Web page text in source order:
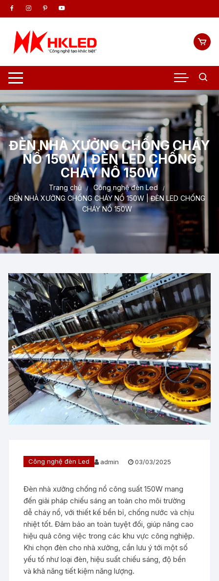
Chuyển
tới
dung
ĐÈN NHÀ XƯỞNG CHỐNG CHÁY
NỔ 150W | ĐÈN LED CHỐNG
CHÁY NỔ 150W
Trang chủ
Công nghệ đèn Led
ĐÈN NHÀ XƯỞNG CHỐNG CHÁY NỔ 150W | ĐÈN LED CHỐNG
CHÁY NỔ 150W
Công nghệ đèn Led admin 03/03/2025
Đèn nhà xưởng chống nổ công suất 150W mang
đến giải pháp chiếu sáng an toàn cho môi trường
dễ cháy nổ, với thiết kế bền bỉ, chống nước và chịu
nhiệt tốt. Đảm bảo an toàn tuyệt đối, giúp nâng cao
hiệu quả công việc trong các khu vực công nghiệp.
Khi chọn đèn cho nhà xưởng, cần lưu ý tới một số
yếu tố như loại đèn, hiệu suất chiếu sáng, độ bền
và khả năng tiết kiệm năng lượng.